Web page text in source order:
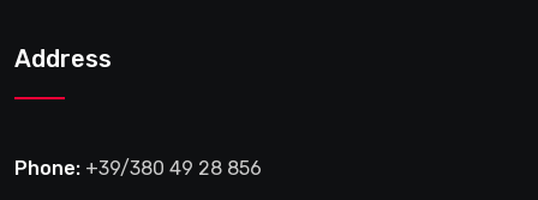
Address
Phone: +39/380 49 28 856